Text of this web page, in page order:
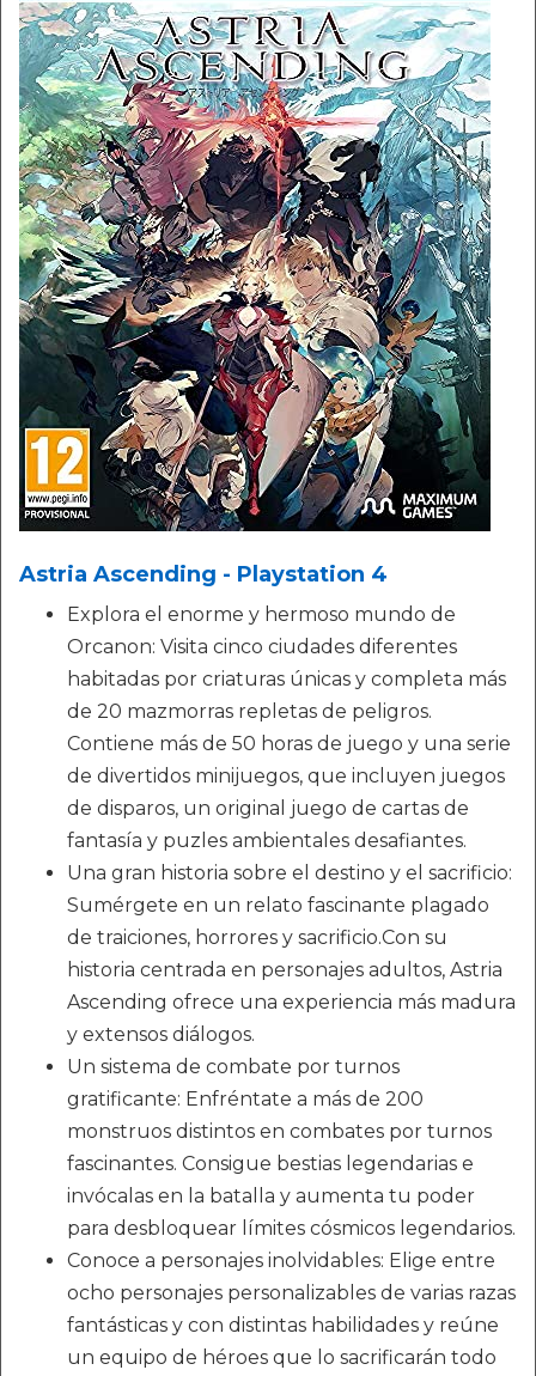
Astria Ascending - Playstation 4
Explora el enorme y hermoso mundo de
Orcanon: Visita cinco ciudades diferentes
habitadas por criaturas únicas y completa más
de 20 mazmorras repletas de peligros.
Contiene más de 50 horas de juego y una serie
de divertidos minijuegos, que incluyen juegos
de disparos, un original juego de cartas de
fantasía y puzles ambientales desafiantes.
Una gran historia sobre el destino y el sacrificio:
Sumérgete en un relato fascinante plagado
de traiciones, horrores y sacrificio.Con su
historia centrada en personajes adultos, Astria
Ascending ofrece una experiencia más madura
y extensos diálogos.
Un sistema de combate por turnos
gratificante: Enfréntate a más de 200
monstruos distintos en combates por turnos
fascinantes. Consigue bestias legendarias e
invócalas en la batalla y aumenta tu poder
para desbloquear límites cósmicos legendarios.
Conoce a personajes inolvidables: Elige entre
ocho personajes personalizables de varias razas
fantásticas y con distintas habilidades y reúne
un equipo de héroes que lo sacrificarán todo